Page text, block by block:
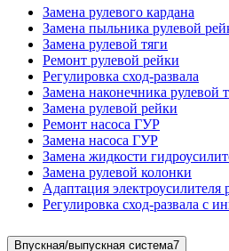
Замена рулевого кардана
Замена пыльника рулевой
Замена рулевой тяги
Ремонт рулевой рейки
Регулировка сход-развала
Замена наконечника рулевой
Замена рулевой рейки
Ремонт насоса ГУР
Замена насоса ГУР
Замена жидкости
Замена рулевой колонки
Адаптация электроусилителя
Регулировка сход-развала с
Впускная/выпускная система7